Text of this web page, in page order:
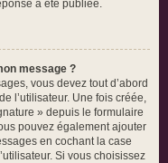
a été publiée.
message ?
vous devez tout d’abord
l’utilisateur. Une fois créée,
» depuis le formulaire
pouvez également ajouter
en cochant la case
Si vous choisissez